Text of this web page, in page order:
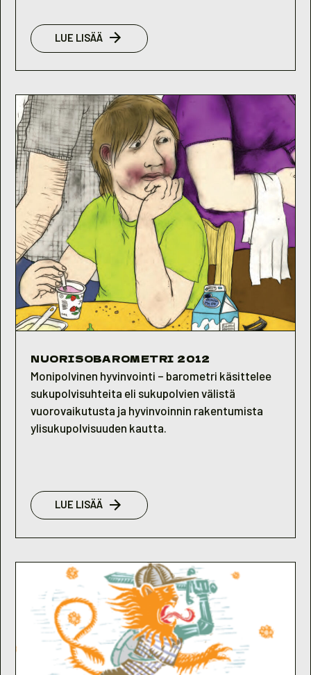
LUE LISÄÄ:
NUORISOBAROMETRI
NUORISOBAROMETRI 2012
Monipolvinen hyvinvointi – barometri käsittelee
sukupolvisuhteita eli sukupolvien välistä
vuorovaikutusta ja hyvinvoinnin rakentumista
ylisukupolvisuuden kautta.
LUE LISÄÄ:
NUORISOBAROMETRI